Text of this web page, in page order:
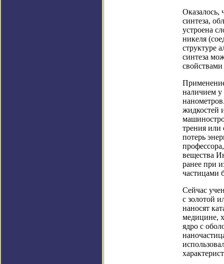
Оказалось,
синтеза,
устроена
никеля
структуре
синтеза
наличием у
жидкостей
трения или
потерь
вещества
ранее при
частицами
Сейчас
с золотой
наносят
медицине,
ядро с